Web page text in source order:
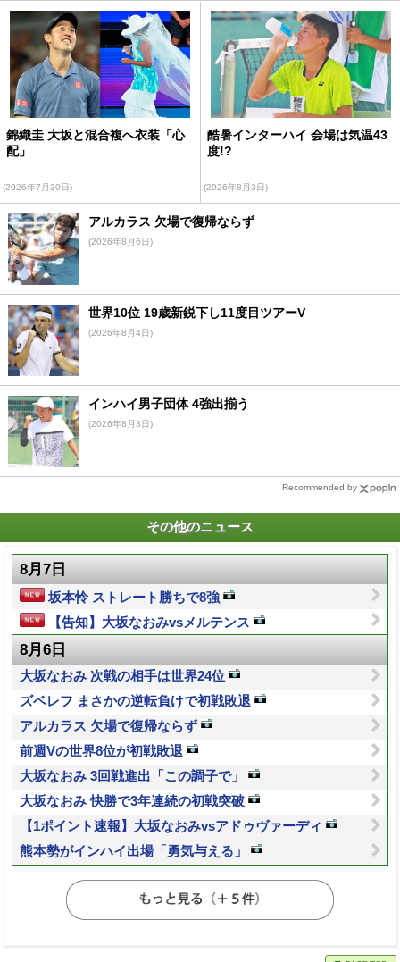
錦織圭 大坂と混合複へ衣装「心
配」
(2026年7月30日)
酷暑インターハイ 会場は気温43
度!?
(2026年8月3日)
アルカラス 欠場で復帰ならず
(2026年8月6日)
世界10位 19歳新鋭下し11度目ツアーV
(2026年8月4日)
インハイ男子団体 4強出揃う
(2026年8月3日)
Recommended by
その他のニュース
8月7日
坂本怜 ストレート勝ちで8強
【告知】大坂なおみvsメルテンス
8月6日
大坂なおみ 次戦の相手は世界24位
ズベレフ まさかの逆転負けで初戦敗退
アルカラス 欠場で復帰ならず
前週Vの世界8位が初戦敗退
大坂なおみ 3回戦進出「この調子で」
大坂なおみ 快勝で3年連続の初戦突破
【1ポイント速報】大坂なおみvsアドゥヴァーディ
熊本勢がインハイ出場「勇気与える」